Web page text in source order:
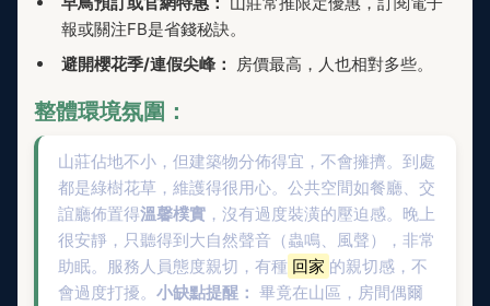
報或關注FB是省錢秘訣。
避開櫻花季/連假尖峰： 房價最高，人也相對多些。
整體環境氛圍：
山莊佔地不小，但建築物分佈得宜，不會擁擠。到處
都是綠樹花草，維護得很用心。公共空間如餐廳、交
誼廳佈置得溫馨樸實 ，沒有過度裝潢的壓迫感。晚上
很安靜，只聽得到大自然聲音（蟲鳴、風聲），非常
助眠。服務人員態度親切，有種 回家 的親切感，不
會過度打擾。 小缺點提醒： 畢竟在山區，房間偶爾